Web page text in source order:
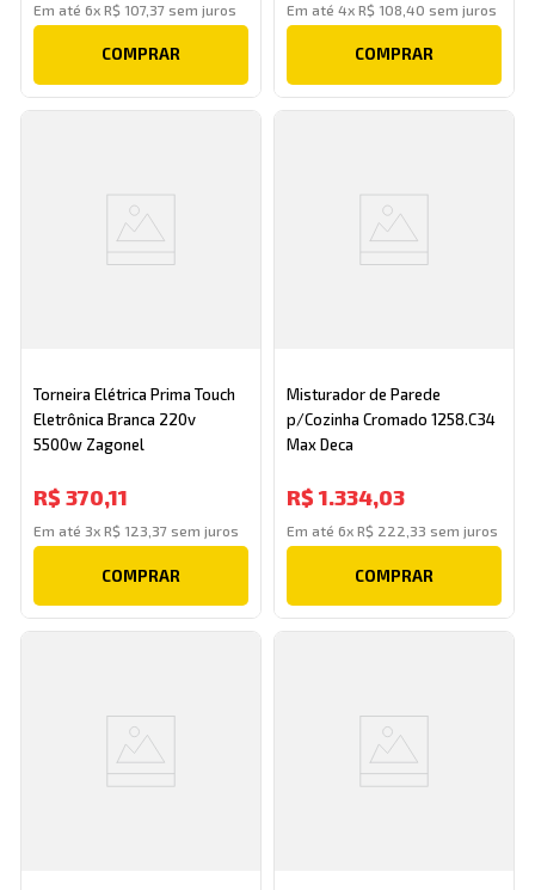
Em até6xR$ 107, 37 sem juros
COMPRAR
Em até 4x R$ 108 40 sem juros
COMPRAR
Torneira Elétrica Prima Touch
Eletrônica Branca 220v
5500w Zagonel
R$ 370,11
Em até 3xR$ 123 37 sem juros
COMPRAR
Misturador de Parede
p/Cozinha Cromado 1258.C34
Max Deca
R$ 1.334,03
Em até 6x R$ 222 33 sem juros
COMPRAR